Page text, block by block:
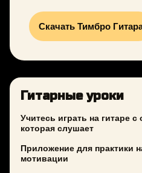
Скачать Тимбро
Гитарные уроки
Учитесь играть на гитаре
которая слушает
Приложение для практики
мотивации